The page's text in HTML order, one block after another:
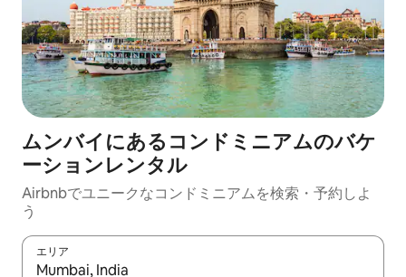
ムンバイにあるコンドミニアムのバケ
ーションレンタル
Airbnbでユニークなコンドミニアムを検索・予約しよ
う
エリア
検索結果が表示されたら、上下の矢印キーを使って移動するか